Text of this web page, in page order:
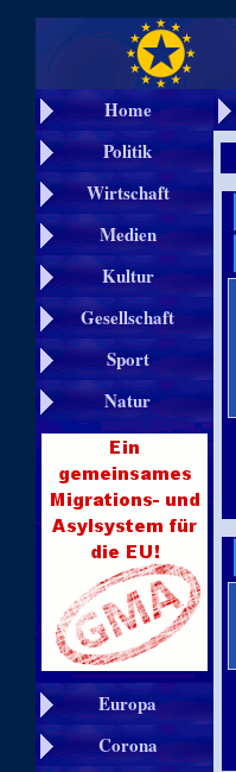
Home
Politik
Wirtschaft
Medien
Kultur
Gesellschaft
Sport
Natur
Europa
Corona